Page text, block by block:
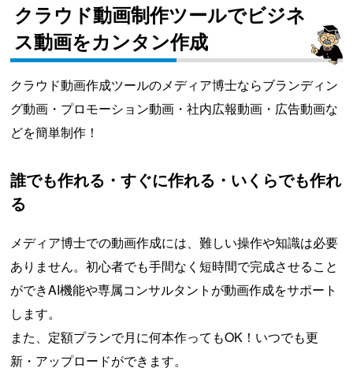
クラウド動画制作ツールでビジネ
ス動画をカンタン作成
クラウド動画作成ツールのメディア博士ならブランディン
グ動画・プロモーション動画・社内広報動画・広告動画な
どを簡単制作！
誰でも作れる・すぐに作れる・いくらでも作れ
る
メディア博士での動画作成には、難しい操作や知識は必要
ありません。初心者でも手間なく短時間で完成させること
ができAI機能や専属コンサルタントが動画作成をサポート
します。
また、定額プランで月に何本作ってもOK！いつでも更
新・アップロードができます。